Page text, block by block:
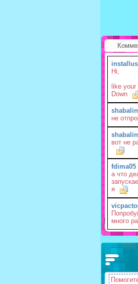
Hi,
like
Down
не
вот не
fdima05
а что
я
много